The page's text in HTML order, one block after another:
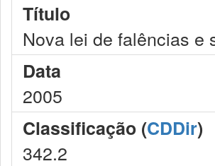
Título
Nova lei de falências e
Data
2005
Classificação (CDDir)
342.2